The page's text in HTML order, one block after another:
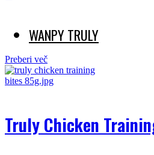
WANPY TRULY
Preberi več
Truly Chicken